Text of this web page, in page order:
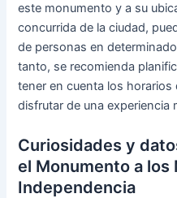
este monumento y a su
concurrida de la ciudad,
de personas en
tanto, se recomienda
tener en cuenta los horarios
disfrutar de una experiencia
Curiosidades y
el Monumento a los
Independencia